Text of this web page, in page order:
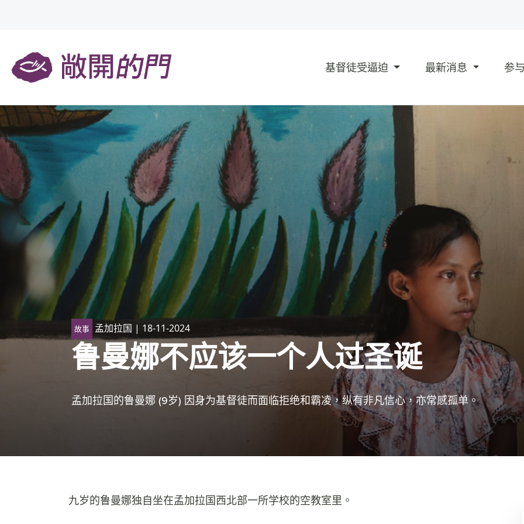
基督徒受逼迫 最新消息 参
故事 孟加拉国 | 18-11-2024
鲁曼娜不应该一个人过圣诞
孟加拉国的鲁曼娜 (9岁) 因身为基督徒而面临拒绝和霸凌，纵有非凡信心，亦常感孤单。
九岁的鲁曼娜独自坐在孟加拉国西北部一所学校的空教室里。